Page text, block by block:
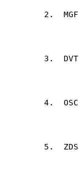
2. MGF
3. DVT
4. OSC
5. ZDS